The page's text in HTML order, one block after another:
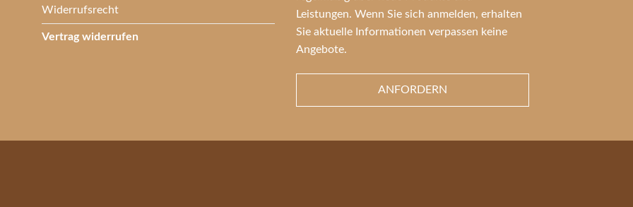
Widerrufsrecht
Vertrag widerrufen
Leistungen. Wenn Sie sich anmelden, erhalten
Sie aktuelle Informationen verpassen keine
Angebote.
ANFORDERN